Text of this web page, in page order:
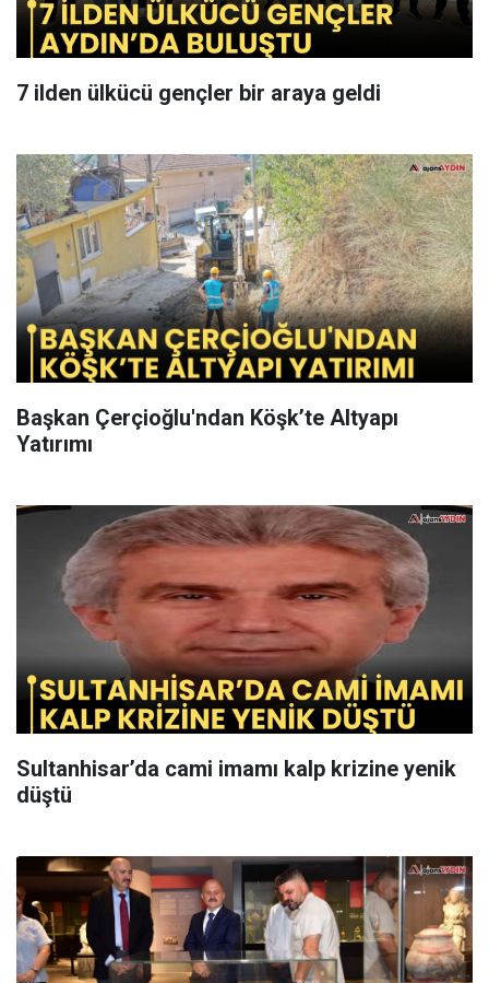
7 ilden ülkücü gençler bir araya geldi
Başkan Çerçioğlu'ndan Köşk’te Altyapı
Yatırımı
Sultanhisar’da cami imamı kalp krizine yenik
düştü